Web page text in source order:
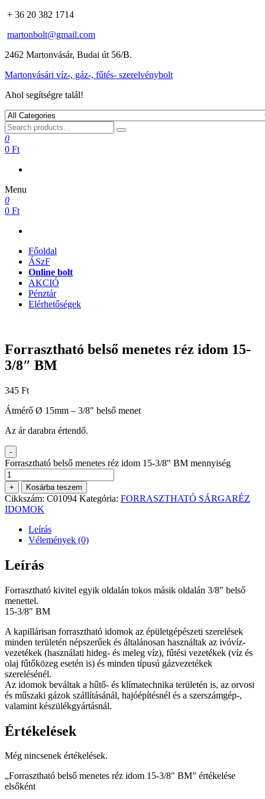
+ 36 20 382 1714
martonbolt@gmail.com
2462 Martonvásár, Budai út 56/B.
Martonvásári víz-, gáz-, fűtés- szerelvénybolt
Ahol segítségre talál!
0
0 Ft
Menu
0
0 Ft
Főoldal
ÁSzF
Online bolt
AKCIÓ
Pénztár
Elérhetőségek
Forrasztható belső menetes réz idom 15-
3/8″ BM
345 Ft
Átmérő Ø 15mm – 3/8″ belső menet
Az ár darabra értendő.
-
Forrasztható belső menetes réz idom 15-3/8" BM mennyiség
+ Kosárba teszem
Cikkszám: C01094 Kategória: FORRASZTHATÓ SÁRGARÉZ
IDOMOK
Leírás
Vélemények (0)
Leírás
Forrasztható kivitel egyik oldalán tokos másik oldalán 3/8″ belső
menettel.
15-3/8″ BM
A kapillárisan forrasztható idomok az épületgépészeti szerelések
minden területén népszerűek és általánosan használtak az ivóvíz-
vezetékek (használati hideg- és meleg víz), fűtési vezetékek (víz és
olaj fűtőközeg esetén is) és minden típusú gázvezetékek
szerelésénél.
Az idomok beváltak a hűtő- és klímatechnika területén is, az orvosi
és műszaki gázok szállításánál, hajóépítésnél és a szerszámgép-,
valamint készülékgyártásnál.
Értékelések
Még nincsenek értékelések.
„Forrasztható belső menetes réz idom 15-3/8″ BM” értékelése
elsőként